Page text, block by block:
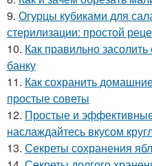
9. Огурцы кубиками для
стерилизации: простой
10. Как правильно
банку
11. Как сохранить
простые советы
12. Простые и
наслаждайтесь вкусом
13. Секреты сохранения